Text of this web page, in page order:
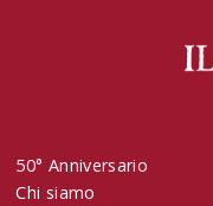
50° Anniversario
Chi siamo